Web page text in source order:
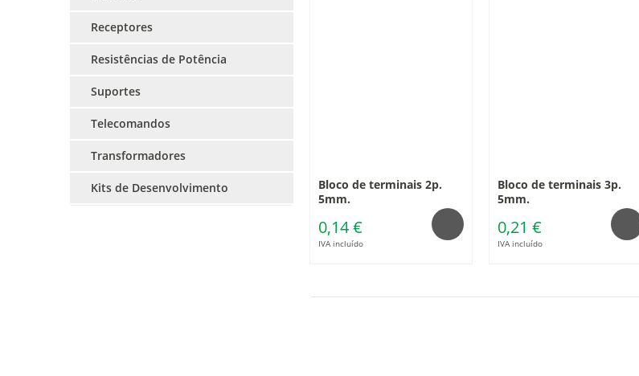
Receptores
Resistências de Potência
Suportes
Telecomandos
Transformadores
Kits de Desenvolvimento
Bloco de terminais 2p.
5mm.
0,14 €
IVA incluído
Bloco de terminais 3p.
5mm.
0,21 €
IVA incluído